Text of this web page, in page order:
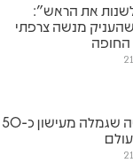
את הראש":
מנשה צרפתי
החופה
פלאי פלאים: השיטה שגמלה מעישון כ-50